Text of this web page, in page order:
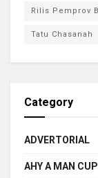
Rilis Pemprov
Tatu Chasanah
Category
ADVERTORIAL
AHY A MAN